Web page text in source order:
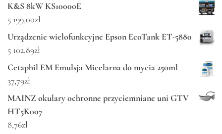
K&S 8kW KS10000E
5 199,00zł
Urządzenie wielofunkcyjne Epson EcoTank ET-5880
5 102,89zł
Cetaphil EM Emulsja Micelarna do mycia 250ml
37,79zł
MAINZ okulary ochronne przyciemniane uni GTV
HT5K007
8,76zł